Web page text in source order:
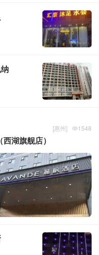
1548
[惠州]
湖旗舰店）